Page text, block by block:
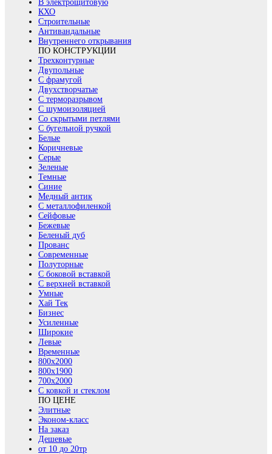
В электрощитовую
КХО
Строительные
Антивандальные
Внутреннего открывания
ПО КОНСТРУКЦИИ
Трехконтурные
Двупольные
С фрамугой
Двухстворчатые
С терморазрывом
С шумоизоляцией
Со скрытыми петлями
С бугельной ручкой
Белые
Коричневые
Серые
Зеленые
Темные
Синие
Медный антик
С металлофиленкой
Сейфовые
Бежевые
Беленый дуб
Прованс
Современные
Полуторные
С боковой вставкой
С верхней вставкой
Умные
Хай Тек
Бизнес
Усиленные
Широкие
Левые
Временные
800х2000
800x1900
700x2000
С ковкой и стеклом
ПО ЦЕНЕ
Элитные
Эконом-класс
На заказ
Дешевые
от 10 до 20тр